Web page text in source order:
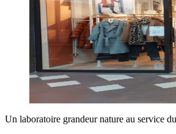
Un laboratoire grandeur nature au service